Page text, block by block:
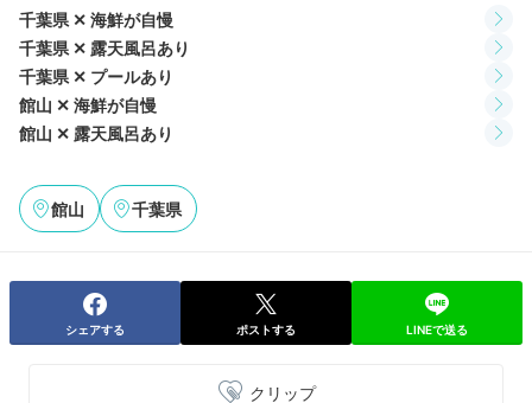
Breakfast
豪華な朝食で満足♪
レストラン クウベイ
テレビ 冷蔵庫 エアコン
洗浄機付トイレ
リンス ボディソープ
ドライヤー お茶セット
千葉県 ✕ 海鮮が自慢
千葉県 ✕ 露天風呂あり
千葉県 ✕ プールあり
館山 ✕ 海鮮が自慢
館山 ✕ 露天風呂あり
館山 千葉県
シェアする ポストする LINEで送る
クリップ